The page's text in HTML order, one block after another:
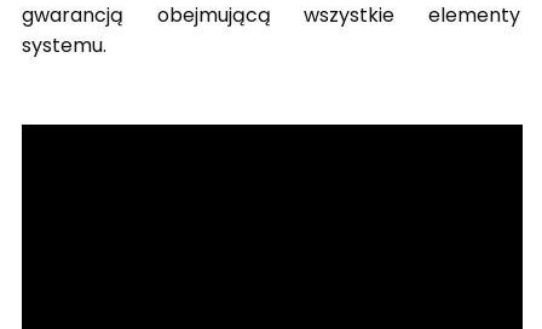
gwarancją obejmującą wszystkie elementy
systemu.